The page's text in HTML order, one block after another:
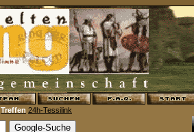
Treffen 24h-Tessilink